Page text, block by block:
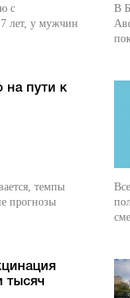
с
лет, у мужчин
на пути к
темпы
прогнозы
тысяч
В